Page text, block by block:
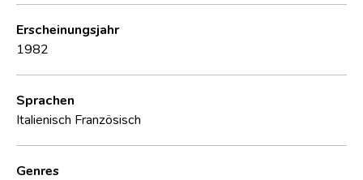
Erscheinungsjahr
1982
Sprachen
Italienisch Französisch
Genres